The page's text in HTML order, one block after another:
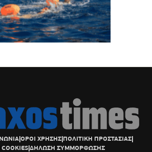
|ΟΡΟΙ ΧΡΗΣΗΣ|ΠΟΛΙΤΙΚΗ ΠΡΟΣΤΑΣΙΑΣ|
|ΔΗΛΩΣΗ ΣΥΜΜΟΡΦΩΣΗΣ